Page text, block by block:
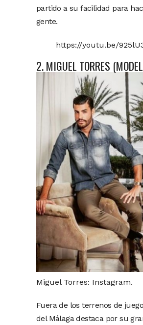
partido a su facilidad para
gente.
https://youtu.be/
2. MIGUEL TORRES
Miguel Torres: Instagram.
Fuera de los terrenos de
del Málaga destaca por su